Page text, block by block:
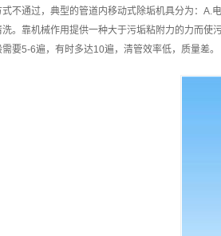
式不通过，典型的管道内移动式除垢机具分为：A.
洗。靠机械作用提供一种大于污垢粘附力的力而使
需要5-6遍，有时多达10遍，清管效率低，质量差。